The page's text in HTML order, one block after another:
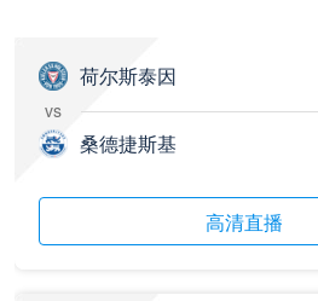
标签
比赛录像
07月26日 中国澳门千叶_全场录像回放
标签
比赛录像
标签
足球
荷尔斯泰因
vs
桑德捷斯基
高清直播